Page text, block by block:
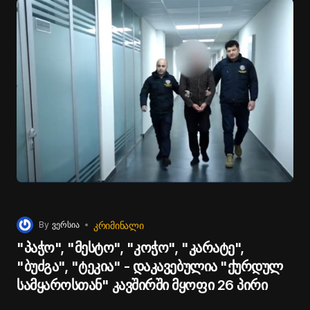
By ვერსია ᲙᲠᲘᲛᲘᲜᲐᲚᲘ
"პაჭო", "მესტო", "კოჭო", "კარატე",
"ბუძგა", "ტეკია" - დაკავებულია "ქურდულ
სამყაროსთან" კავშირში მყოფი 26 პირი